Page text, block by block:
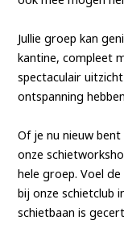
Jullie groep kan
kantine, compleet
spectaculair
ontspanning
Of je nu nieuw
onze
hele groep. Voel
bij onze schietclub
schietbaan is